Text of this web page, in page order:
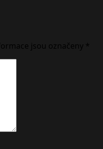
jsou označeny *